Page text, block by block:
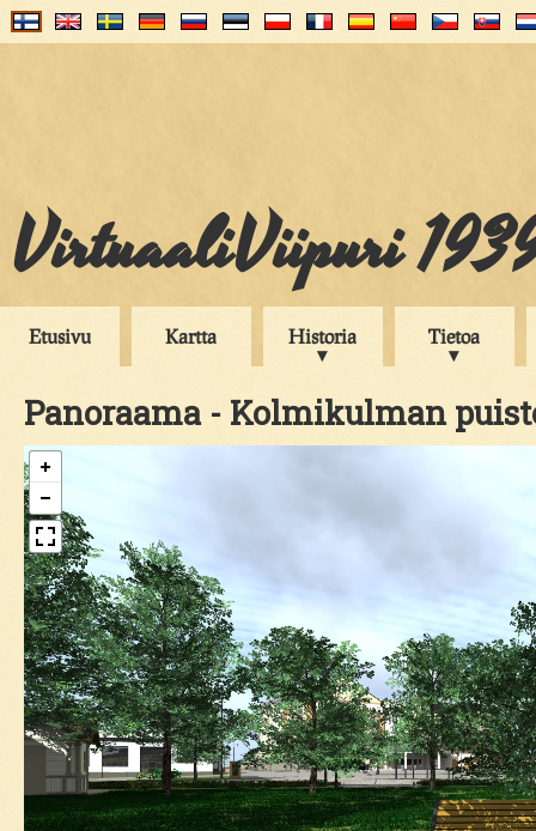
VirtuaaliViipuri
Etusivu Kartta Historia Tietoa
Panoraama - Kolmikulman